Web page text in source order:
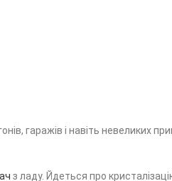
гаражів і навіть невеликих
з ладу. Йдеться про